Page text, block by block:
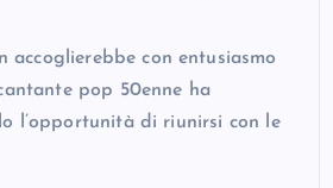
accoglierebbe con entusiasmo
pop 50enne ha
l’opportunità di riunirsi con le